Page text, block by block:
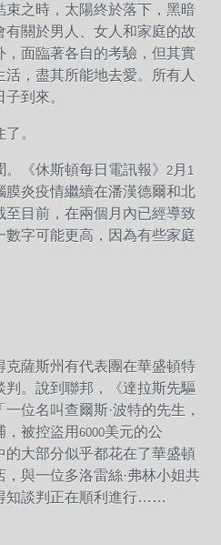
之時，太陽終於落下，黑暗
關於男人、女人和家庭的故
面臨著各自的考驗，但其實
，盡其所能地去愛。所有人
到來。
。
《休斯頓每日電訊報》 2 月 1
膜炎疫情繼續在潘漢德爾和北
目前，在兩個月內已經導致
字可能更高，因為有些家庭
薩斯州有代表團在華盛頓特
判。說到聯邦，《達拉斯先驅
位名叫查爾斯·波特的先生，
，被控盜用 6000美元的公
大部分似乎都花在了華盛頓
與一位多洛雷絲·弗林小姐共
談判正在順利進行……